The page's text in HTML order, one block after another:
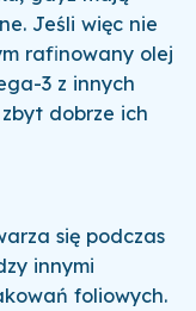
Jeśli więc nie
rafinowany olej
3 z innych
dobrze ich
się podczas
innymi
foliowych.